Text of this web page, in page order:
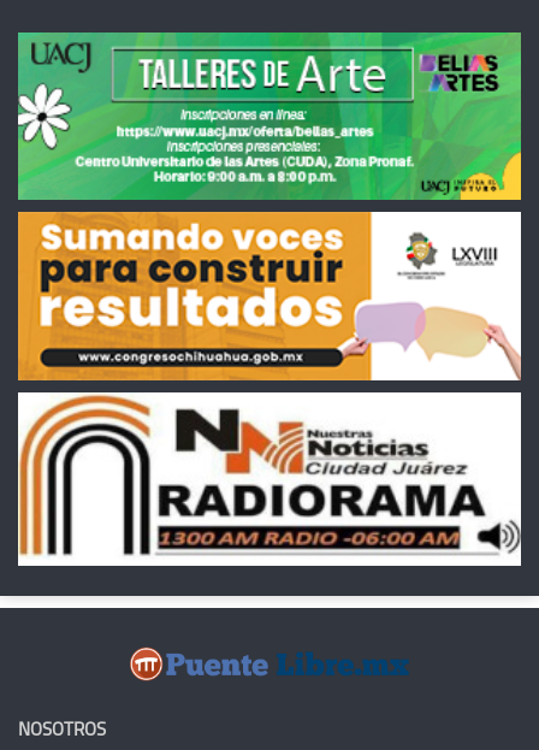
NOSOTROS